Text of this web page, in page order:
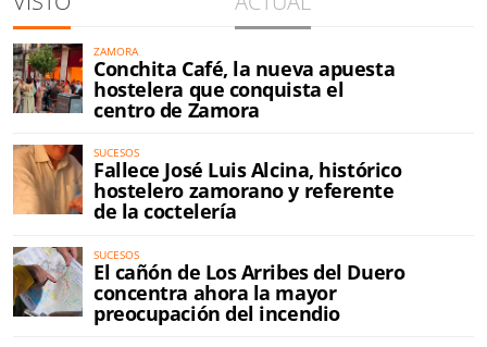
ZAMORA
Conchita Café, la nueva apuesta
hostelera que conquista el
centro de Zamora
SUCESOS
Fallece José Luis Alcina, histórico
hostelero zamorano y referente
de la coctelería
SUCESOS
El cañón de Los Arribes del Duero
concentra ahora la mayor
preocupación del incendio